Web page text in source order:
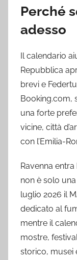
Perché
adesso
Il calendario
Repubblica
brevi e
Booking.com,
una forte
vicine, città
con l’Emilia-
Ravenna
non è solo
luglio 2026 il
dedicato al
mentre il
mostre,
storico, musei